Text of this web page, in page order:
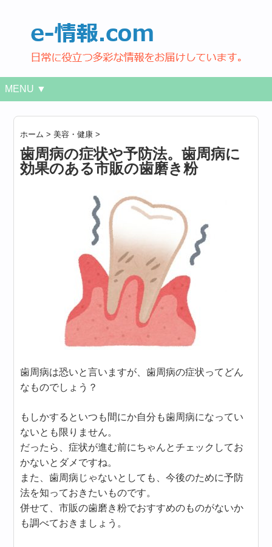
MENU ▼
ホーム >美容・健康 >
歯周病の症状や予防法。歯周病に
効果のある市販の歯磨き粉
歯周病は恐いと言いますが、歯周病の症状ってどん
なものでしょう？
もしかするといつも間にか自分も歯周病になってい
ないとも限りません。
だったら、症状が進む前にちゃんとチェックしてお
かないとダメですね。
また、歯周病じゃないとしても、今後のために予防
法を知っておきたいものです。
併せて、市販の歯磨き粉でおすすめのものがないか
も調べておきましょう。